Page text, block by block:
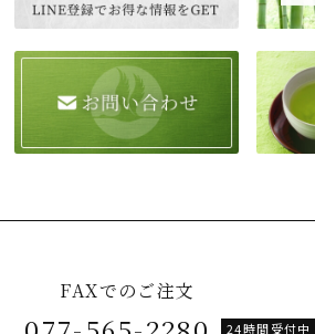
FAXでのご注文
24時間受付中